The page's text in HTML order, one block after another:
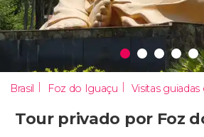
Brasil Foz do Iguaçu
Tour privado por Foz